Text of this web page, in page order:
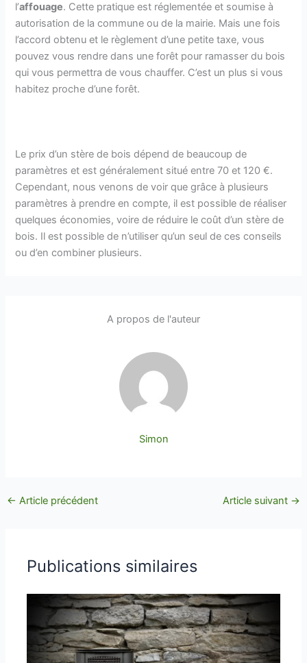
l’affouage. Cette pratique est réglementée et soumise à
autorisation de la commune ou de la mairie. Mais une fois
l’accord obtenu et le règlement d’une petite taxe, vous
pouvez vous rendre dans une forêt pour ramasser du bois
qui vous permettra de vous chauffer. C’est un plus si vous
habitez proche d’une forêt.
Le prix d’un stère de bois dépend de beaucoup de
paramètres et est généralement situé entre 70 et 120 €.
Cependant, nous venons de voir que grâce à plusieurs
paramètres à prendre en compte, il est possible de réaliser
quelques économies, voire de réduire le coût d’un stère de
bois. Il est possible de n’utiliser qu’un seul de ces conseils
ou d’en combiner plusieurs.
A propos de l'auteur
Simon
← Article précédent Article suivant →
Publications similaires